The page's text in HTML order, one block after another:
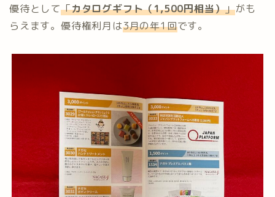
優待として「カタログギフト（1,500円相当）」がも
らえます。優待権利月は3月の年1回です。